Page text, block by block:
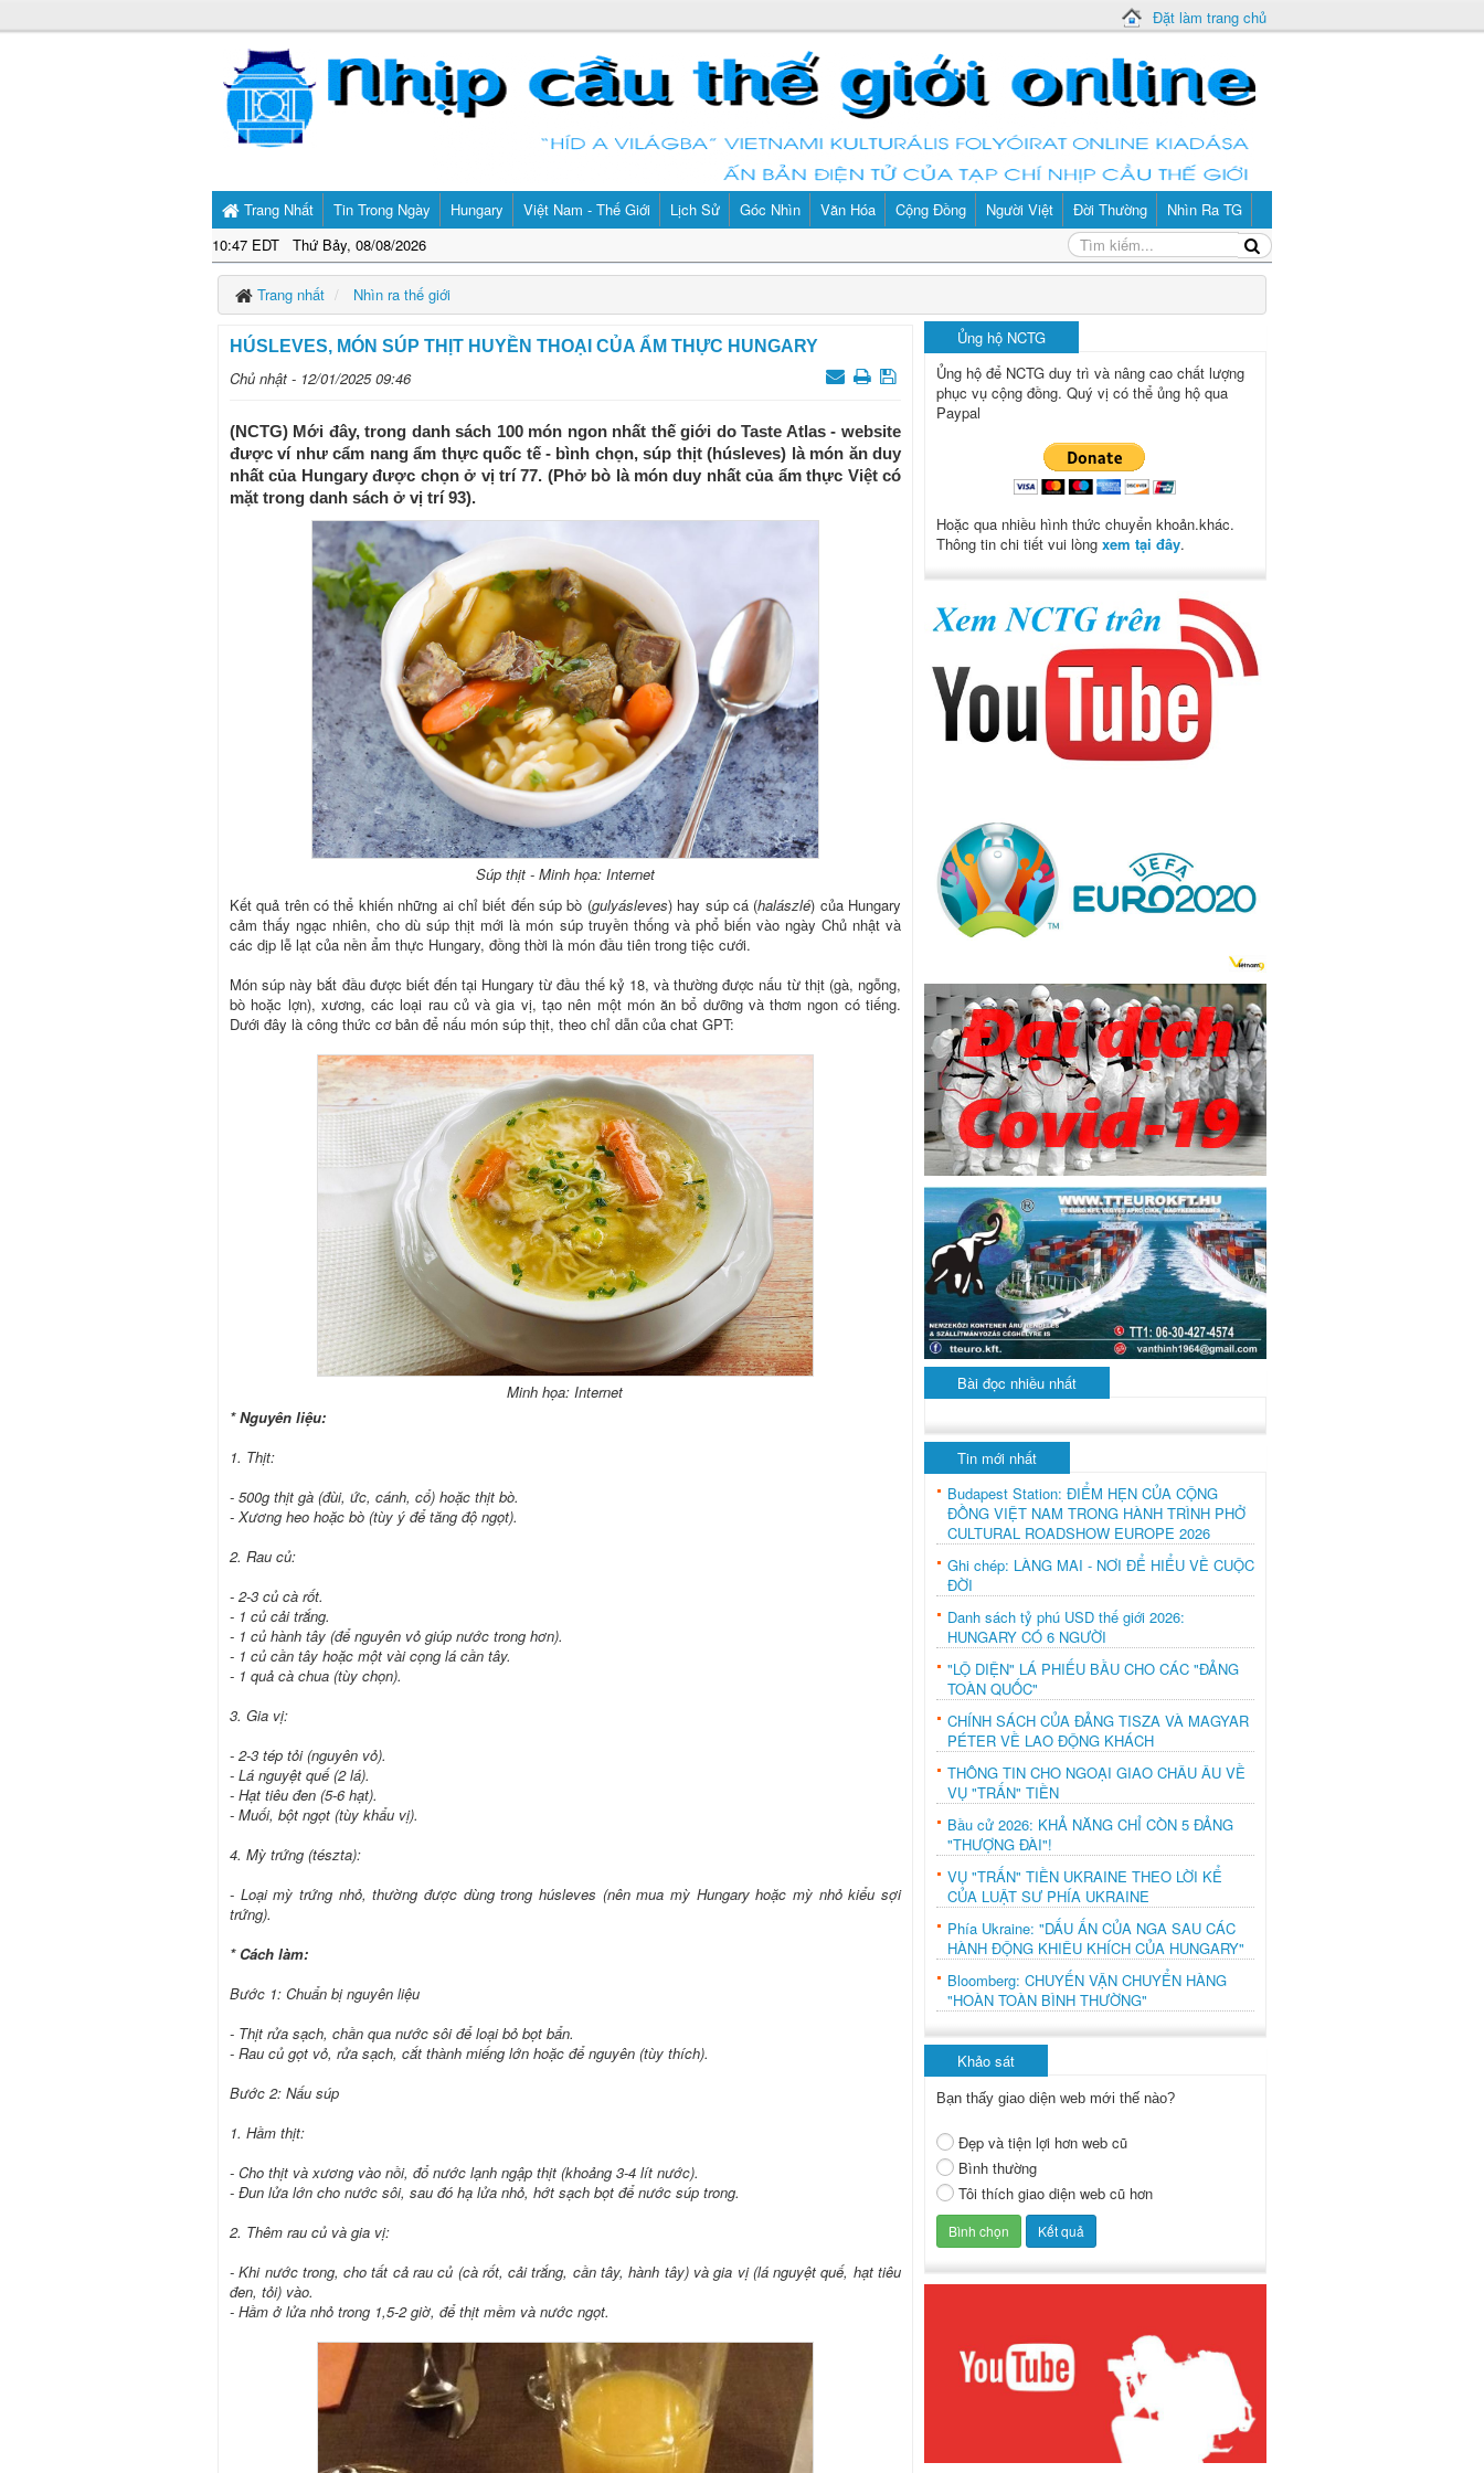
Đặt làm trang chủ
Trang Nhất
10:47 EDT Thứ Bảy, 08/08/2026
Tin Trong Ngày Hungary Việt Nam - Thế Giới Lịch Sử Góc Nhìn Văn Hóa Cộng Đồng Người Việt Đời Thường Nhìn Ra TG
Trang nhất Nhìn ra thế giới
HÚSLEVES, MÓN SÚP THỊT HUYỀN THOẠI CỦA ẨM THỰC HUNGARY
Chủ nhật - 12/01/2025 09:46
(NCTG) Mới đây, trong danh sách 100 món ngon nhất thế giới do Taste Atlas - website
được ví như cẩm nang ẩm thực quốc tế - bình chọn, súp thịt (húsleves) là món ăn duy
nhất của Hungary được chọn ở vị trí 77. (Phở bò là món duy nhất của ẩm thực Việt có
mặt trong danh sách ở vị trí 93).
Súp thịt - Minh họa: Internet
Kết quả trên có thể khiến những ai chỉ biết đến súp bò (gulyásleves) hay súp cá (halászlé) của Hungary
cảm thấy ngạc nhiên, cho dù súp thịt mới là món súp truyền thống và phổ biến vào ngày Chủ nhật và
các dịp lễ lạt của nền ẩm thực Hungary, đồng thời là món đầu tiên trong tiệc cưới.
Món súp này bắt đầu được biết đến tại Hungary từ đầu thế kỷ 18, và thường được nấu từ thịt (gà, ngỗng,
bò hoặc lợn), xương, các loại rau củ và gia vị, tạo nên một món ăn bổ dưỡng và thơm ngon có tiếng.
Dưới đây là công thức cơ bản để nấu món súp thịt, theo chỉ dẫn của chat GPT:
Minh họa: Internet
* Nguyên liệu:
1. Thịt:
- 500g thịt gà (đùi, ức, cánh, cổ) hoặc thịt bò.
- Xương heo hoặc bò (tùy ý để tăng độ ngọt).
2. Rau củ:
- 2-3 củ cà rốt.
- 1 củ cải trắng.
- 1 củ hành tây (để nguyên vỏ giúp nước trong hơn).
- 1 củ cần tây hoặc một vài cọng lá cần tây.
- 1 quả cà chua (tùy chọn).
3. Gia vị:
- 2-3 tép tỏi (nguyên vỏ).
- Lá nguyệt quế (2 lá).
- Hạt tiêu đen (5-6 hạt).
- Muối, bột ngọt (tùy khẩu vị).
4. Mỳ trứng (tészta):
- Loại mỳ trứng nhỏ, thường được dùng trong húsleves (nên mua mỳ Hungary hoặc mỳ nhỏ kiểu sợi
trứng).
* Cách làm:
Bước 1: Chuẩn bị nguyên liệu
- Thịt rửa sạch, chần qua nước sôi để loại bỏ bọt bẩn.
- Rau củ gọt vỏ, rửa sạch, cắt thành miếng lớn hoặc để nguyên (tùy thích).
Bước 2: Nấu súp
1. Hầm thịt:
- Cho thịt và xương vào nồi, đổ nước lạnh ngập thịt (khoảng 3-4 lít nước).
- Đun lửa lớn cho nước sôi, sau đó hạ lửa nhỏ, hớt sạch bọt để nước súp trong.
2. Thêm rau củ và gia vị:
- Khi nước trong, cho tất cả rau củ (cà rốt, cải trắng, cần tây, hành tây) và gia vị (lá nguyệt quế, hạt tiêu
đen, tỏi) vào.
- Hầm ở lửa nhỏ trong 1,5-2 giờ, để thịt mềm và nước ngọt.
Ủng hộ NCTG
Ủng hộ để NCTG duy trì và nâng cao chất lượng
phục vụ cộng đồng. Quý vị có thể ủng hộ qua
Paypal
Hoặc qua nhiều hình thức chuyển khoản.khác.
Thông tin chi tiết vui lòng xem tại đây.
Bài đọc nhiều nhất
Tin mới nhất
Budapest Station: ĐIỂM HẸN CỦA CỘNG
ĐỒNG VIỆT NAM TRONG HÀNH TRÌNH PHỞ
CULTURAL ROADSHOW EUROPE 2026
Ghi chép: LÀNG MAI - NƠI ĐỂ HIỂU VỀ CUỘC
ĐỜI
Danh sách tỷ phú USD thế giới 2026:
HUNGARY CÓ 6 NGƯỜI
"LỘ DIỆN" LÁ PHIẾU BẦU CHO CÁC "ĐẢNG
TOÀN QUỐC"
CHÍNH SÁCH CỦA ĐẢNG TISZA VÀ MAGYAR
PÉTER VỀ LAO ĐỘNG KHÁCH
THÔNG TIN CHO NGOẠI GIAO CHÂU ÂU VỀ
VỤ "TRẤN" TIỀN
Bầu cử 2026: KHẢ NĂNG CHỈ CÒN 5 ĐẢNG
"THƯỢNG ĐÀI"!
VỤ "TRẤN" TIỀN UKRAINE THEO LỜI KỂ
CỦA LUẬT SƯ PHÍA UKRAINE
Phía Ukraine: "DẤU ẤN CỦA NGA SAU CÁC
HÀNH ĐỘNG KHIÊU KHÍCH CỦA HUNGARY"
Bloomberg: CHUYẾN VẬN CHUYỂN HÀNG
"HOÀN TOÀN BÌNH THƯỜNG"
Khảo sát
Bạn thấy giao diện web mới thế nào?
Đẹp và tiện lợi hơn web cũ
Bình thường
Tôi thích giao diện web cũ hơn